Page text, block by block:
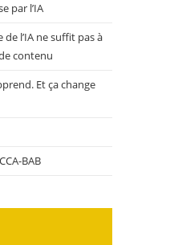
par l’IA
l’IA ne suffit pas à
contenu
Et ça change
BAB